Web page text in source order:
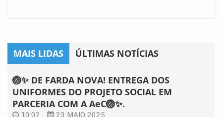
MAIS LIDAS ÚLTIMAS NOTÍCIAS
🏐✨ DE FARDA NOVA! ENTREGA DOS
UNIFORMES DO PROJETO SOCIAL EM
PARCERIA COM A AeC🏐✨.
10:02 23 MAIO 2025